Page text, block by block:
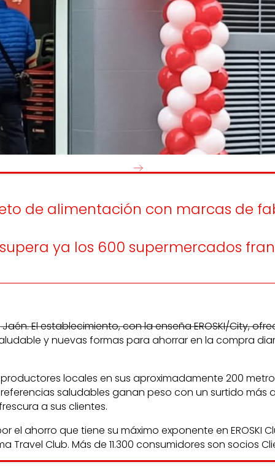
la
y el desarrollo
Escuchamose
informamosa las
personas
de alimentación con marcas de
ya los 600 supermercados
El establecimiento, con la enseña EROSKI/City,
y nuevas formas para ahorrar en la compra
locales en sus aproximadamente 200
saludables ganan peso con un surtido más
a sus clientes.
ahorro que tiene su máximo exponente en EROSKI
Club. Más de 11.300 consumidores son socios